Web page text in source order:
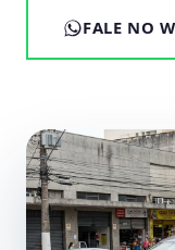
FALE NO